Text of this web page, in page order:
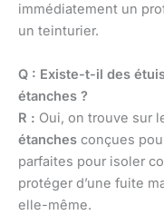
immédiatement un
un teinturier.
Q : Existe-t-il des
étanches ?
R : Oui, on trouve sur
étanches conçues
parfaites pour isoler
protéger d’une fuite
elle-même.